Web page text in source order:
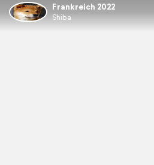
Frankreich 2022
Shiba